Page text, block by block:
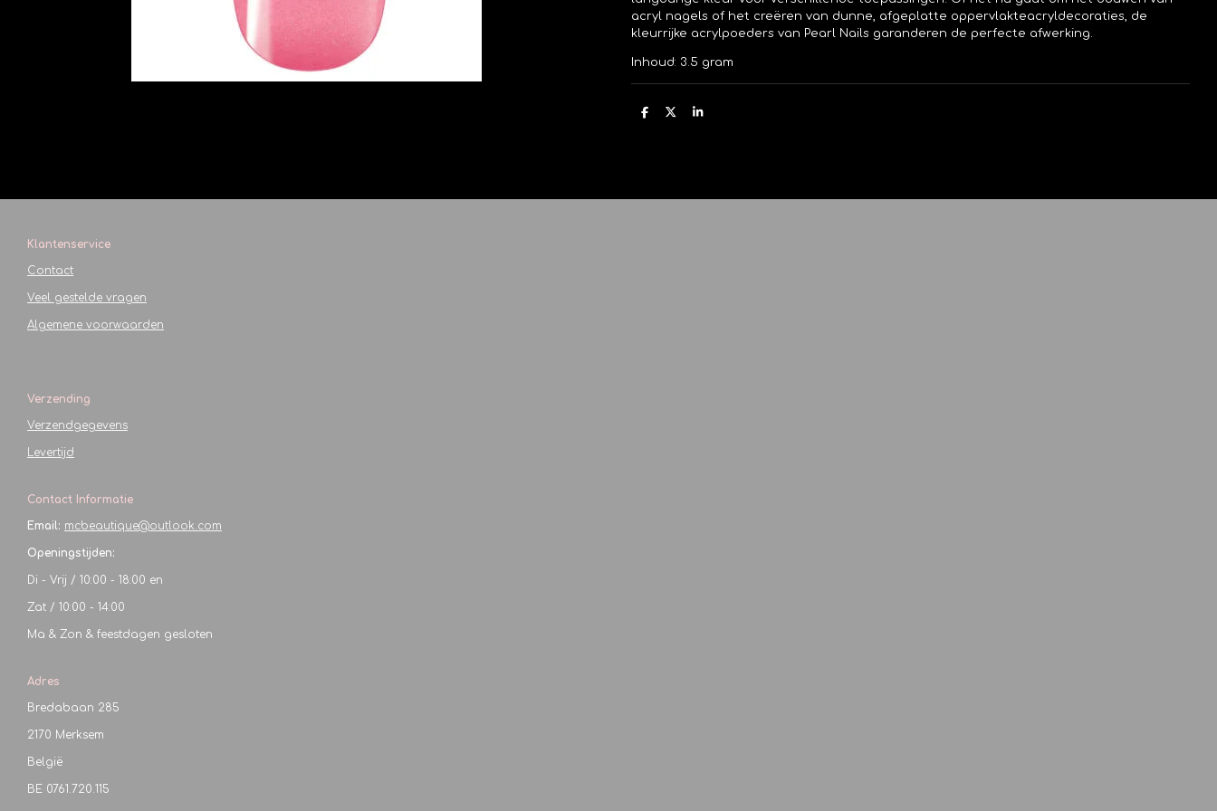
acryl nagels of het creëren van dunne, afgeplatte oppervlakteacryldecoraties, de
kleurrijke acrylpoeders van Pearl Nails garanderen de perfecte afwerking.
Inhoud: 3.5 gram
D
D
S
Klantenservice
Contact
Veel gestelde vragen
Algemene voorwaarden
Verzending
Verzendgegevens
Levertijd
Contact Informatie
Email: mcbeautique@outlook.com
Openingstijden:
Di - Vrij / 10:00 - 18:00 en
Zat / 10:00 - 14:00
Ma & Zon & feestdagen gesloten
Adres
Bredabaan 285
2170 Merksem
België
BE 0761.720.115